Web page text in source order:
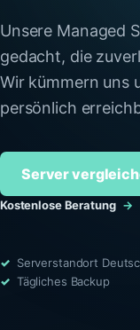
Unsere Managed
gedacht, die
Wir kümmern uns
persönlich
Server
Kostenlose Beratung →
Serverstandort
Tägliches Backup